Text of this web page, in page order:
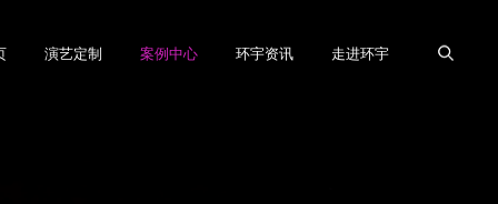
演艺定制 案例中心 环宇资讯 走进环宇